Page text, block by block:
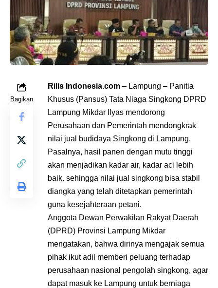
Bagikan
Rilis Indonesia.com – Lampung – Panitia
Khusus (Pansus) Tata Niaga Singkong DPRD
Lampung Mikdar Ilyas mendorong
Perusahaan dan Pemerintah mendongkrak
nilai jual budidaya Singkong di Lampung.
Pasalnya, hasil panen dengan mutu tinggi
akan menjadikan kadar air, kadar aci lebih
baik. sehingga nilai jual singkong bisa stabil
diangka yang telah ditetapkan pemerintah
guna kesejahteraan petani.
Anggota Dewan Perwakilan Rakyat Daerah
(DPRD) Provinsi Lampung Mikdar
mengatakan, bahwa dirinya mengajak semua
pihak ikut adil memberi peluang terhadap
perusahaan nasional pengolah singkong, agar
dapat masuk ke Lampung untuk berniaga